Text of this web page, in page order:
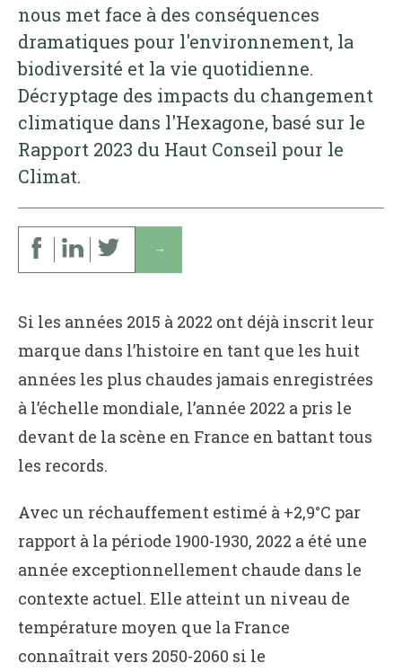
nous met face à des conséquences
dramatiques pour l'environnement, la
biodiversité et la vie quotidienne.
Décryptage des impacts du changement
climatique dans l'Hexagone, basé sur le
Rapport 2023 du Haut Conseil pour le
Climat.
↓
Si les années 2015 à 2022 ont déjà inscrit leur
marque dans l’histoire en tant que les huit
années les plus chaudes jamais enregistrées
à l’échelle mondiale, l’année 2022 a pris le
devant de la scène en France en battant tous
les records.
Avec un réchauffement estimé à +2,9°C par
rapport à la période 1900-1930, 2022 a été une
année exceptionnellement chaude dans le
contexte actuel. Elle atteint un niveau de
température moyen que la France
connaîtrait vers 2050-2060 si le